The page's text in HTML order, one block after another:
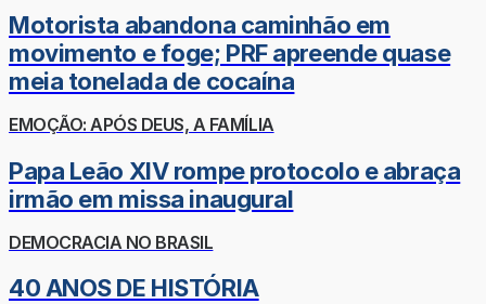
Motorista abandona caminhão em
movimento e foge; PRF apreende quase
meia tonelada de cocaína
EMOÇÃO: APÓS DEUS, A FAMÍLIA
Papa Leão XIV rompe protocolo e abraça
irmão em missa inaugural
DEMOCRACIA NO BRASIL
40 ANOS DE HISTÓRIA